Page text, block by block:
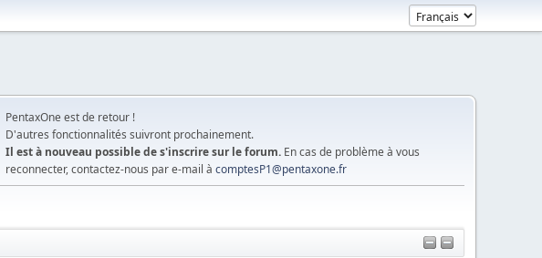
PentaxOne est de retour !
D'autres fonctionnalités suivront prochainement.
Il est à nouveau possible de s'inscrire sur le forum. En cas de problème à vous
reconnecter, contactez-nous par e-mail à comptesP1@pentaxone.fr